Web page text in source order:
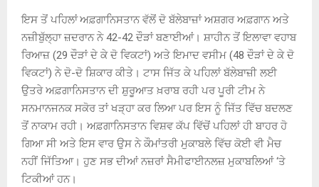
ਇਸ ਤੋਂ ਪਹਿਲਾਂ ਅਫ਼ਗਾਨਿਸਤਾਨ ਵੱਲੋਂ ਦੋ ਬੱਲੇਬਾਜ਼ਾਂ ਅਸ਼ਗਰ ਅਫ਼ਗਾਨ ਅਤੇ
ਨਜ਼ੀਬੁੱਲ੍ਹਾ ਜ਼ਦਰਾਨ ਨੇ 42-42 ਦੌੜਾਂ ਬਣਾਈਆਂ। ਸ਼ਾਹੀਨ ਤੋਂ ਇਲਾਵਾ ਵਹਾਬ
ਰਿਆਜ਼ (29 ਦੌੜਾਂ ਦੇ ਕੇ ਦੋ ਵਿਕਟਾਂ) ਅਤੇ ਇਮਾਦ ਵਸੀਮ (48 ਦੌੜਾਂ ਦੇ ਕੇ ਦੋ
ਵਿਕਟਾਂ) ਨੇ ਦੋ-ਦੋ ਸ਼ਿਕਾਰ ਕੀਤੇ। ਟਾਸ ਜਿੱਤ ਕੇ ਪਹਿਲਾਂ ਬੱਲੇਬਾਜ਼ੀ ਲਈ
ਉਤਰੇ ਅਫ਼ਗਾਨਿਸਤਾਨ ਦੀ ਸ਼ੁਰੂਆਤ ਖ਼ਰਾਬ ਰਹੀ ਪਰ ਪੂਰੀ ਟੀਮ ਨੇ
ਸਨਮਾਨਜਨਕ ਸਕੋਰ ਤਾਂ ਖੜ੍ਹਾ ਕਰ ਲਿਆ ਪਰ ਇਸ ਨੂੰ ਜਿੱਤ ਵਿੱਚ ਬਦਲਣ
ਤੋਂ ਨਾਕਾਮ ਰਹੀ। ਅਫ਼ਗਾਨਿਸਤਾਨ ਵਿਸ਼ਵ ਕੱਪ ਵਿੱਚੋਂ ਪਹਿਲਾਂ ਹੀ ਬਾਹਰ ਹੋ
ਗਿਆ ਸੀ ਅਤੇ ਇਸ ਵਾਰ ਉਸ ਨੇ ਕੌਮਾਂਤਰੀ ਮੁਕਾਬਲੇ ਵਿੱਚ ਕੋਈ ਵੀ ਮੈਚ
ਨਹੀਂ ਜਿੱਤਿਆ। ਹੁਣ ਸਭ ਦੀਆਂ ਨਜ਼ਰਾਂ ਸੈਮੀਫਾਈਨਲਜ਼ ਮੁਕਾਬਲਿਆਂ ‘ਤੇ
ਟਿਕੀਆਂ ਹਨ।